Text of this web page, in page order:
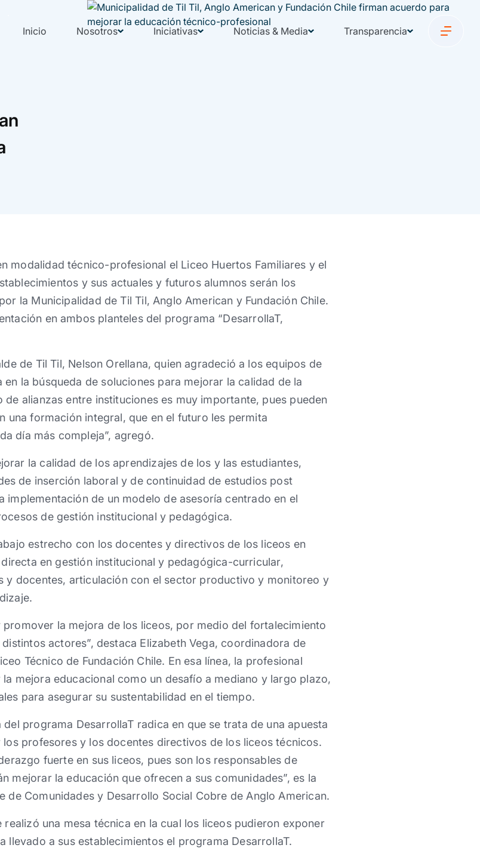
Inicio Nosotros Iniciativas Noticias & Media Transparencia
modalidad técnico-profesional el Liceo Huertos Familiares y el
y sus actuales y futuros alumnos serán los
la Municipalidad de Til Til, Anglo American y Fundación Chile.
en ambos planteles del programa “DesarrollaT,
de Til Til, Nelson Orellana, quien agradeció a los equipos de
la búsqueda de soluciones para mejorar la calidad de la
de alianzas entre instituciones es muy importante, pues pueden
una formación integral, que en el futuro les permita
día más compleja”, agregó.
la calidad de los aprendizajes de los y las estudiantes,
de inserción laboral y de continuidad de estudios post
implementación de un modelo de asesoría centrado en el
de gestión institucional y pedagógica.
estrecho con los docentes y directivos de los liceos en
en gestión institucional y pedagógica-curricular,
y docentes, articulación con el sector productivo y monitoreo y
la mejora de los liceos, por medio del fortalecimiento
actores”, destaca Elizabeth Vega, coordinadora de
Técnico de Fundación Chile. En esa línea, la profesional
mejora educacional como un desafío a mediano y largo plazo,
para asegurar su sustentabilidad en el tiempo.
programa DesarrollaT radica en que se trata de una apuesta
profesores y los docentes directivos de los liceos técnicos.
fuerte en sus liceos, pues son los responsables de
mejorar la educación que ofrecen a sus comunidades”, es la
de Comunidades y Desarrollo Social Cobre de Anglo American.
una mesa técnica en la cual los liceos pudieron exponer
llevado a sus establecimientos el programa DesarrollaT.